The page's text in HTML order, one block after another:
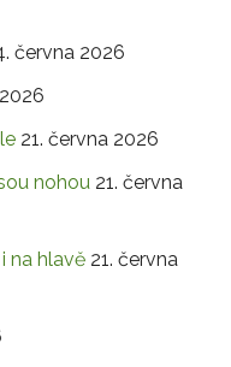
června 2026
21. června 2026
nohou 21. června
na hlavě 21. června